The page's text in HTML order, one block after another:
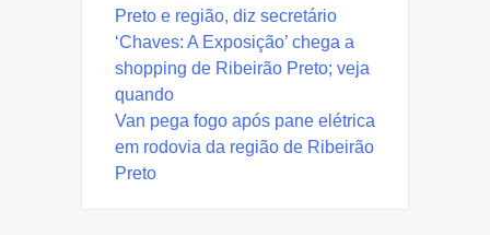
Preto e região, diz secretário
‘Chaves: A Exposição’ chega a
shopping de Ribeirão Preto; veja
quando
Van pega fogo após pane elétrica
em rodovia da região de Ribeirão
Preto